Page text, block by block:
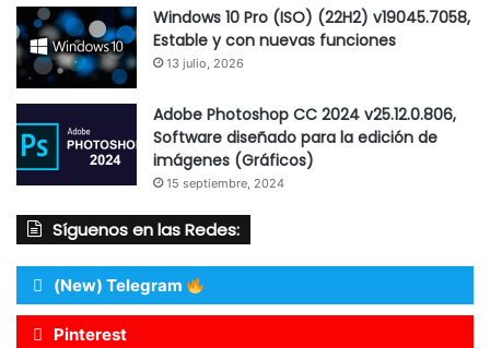
Windows 10 Pro (ISO) (22H2) v19045.7058,
Estable y con nuevas funciones
13 julio, 2026
Adobe Photoshop CC 2024 v25.12.0.806,
Software diseñado para la edición de
imágenes (Gráficos)
15 septiembre, 2024
Síguenos en las Redes:
(New) Telegram
Pinterest